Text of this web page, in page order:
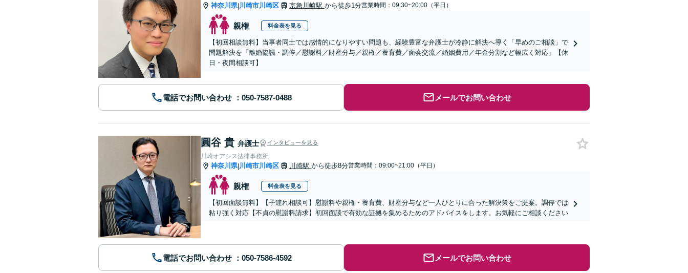
神奈川県|川崎市川崎区 京急川崎駅 から徒歩1分営業時間：09:30~20:00（平日）
親権 料金表を見る
【初回相談無料】当事者同士では感情的になりやすい問題も、経験豊富な弁護士が冷静に解決へ導く「早めのご相談」で
問題解決を「離婚協議・調停／慰謝料／財産分与／親権／養育費／面会交流／婚姻費用／年金分割など幅広く対応」【休
日・夜間相談可】
電話でお問い合わせ メールでお問い合わせ
圓谷 貴 弁護士 インタビューを見る
川崎オアシス法律事務所
神奈川県|川崎市川崎区 川崎駅 から徒歩8分営業時間：09:00~21:00（平日）
親権 料金表を見る
【初回面談無料】【子連れ相談可】慰謝料や親権・養育費、財産分与など一人ひとりに合った解決策をご提案。調停では
粘り強く対応【不貞の慰謝料請求】初回面談で有効な証拠を集めるためのアドバイスをします。お気軽にご相談ください
電話でお問い合わせ メールでお問い合わせ